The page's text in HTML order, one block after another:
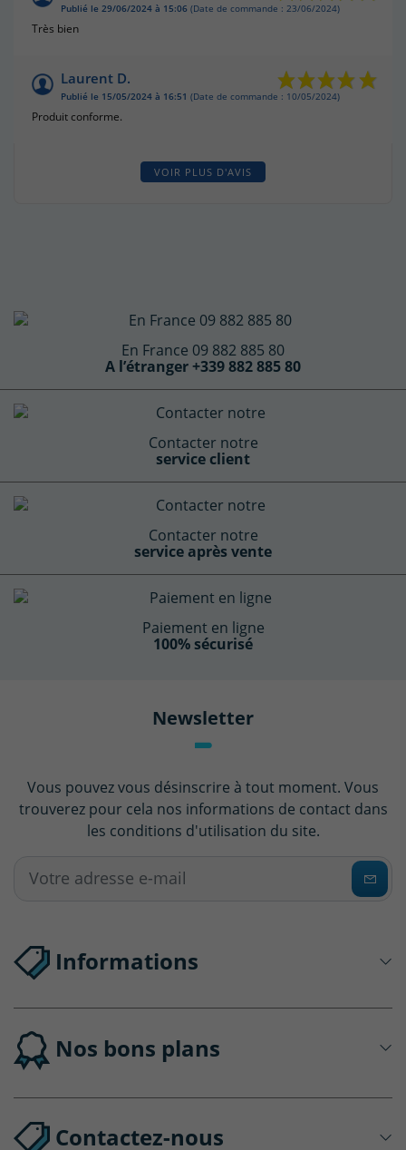
Publié le 29/06/2024 à 15:06 (Date de commande : 23/06/2024)
Très bien
Laurent D.
Publié le 15/05/2024 à 16:51 (Date de commande : 10/05/2024)
Produit conforme.
VOIR PLUS D'AVIS
En France 09 882 885 80
A l’étranger +339 882 885 80
Contacter notre
service client
Contacter notre
service après vente
Paiement en ligne
100% sécurisé
Newsletter
Vous pouvez vous désinscrire à tout moment. Vous
trouverez pour cela nos informations de contact dans
les conditions d'utilisation du site.
Informations
Nos bons plans
Contactez-nous